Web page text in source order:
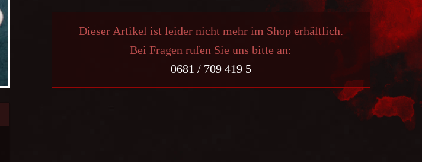
Dieser Artikel ist leider nicht mehr im Shop erhältlich.
Bei Fragen rufen Sie uns bitte an:
0681 / 709 419 5